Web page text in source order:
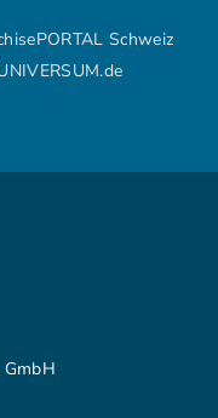
Schweiz